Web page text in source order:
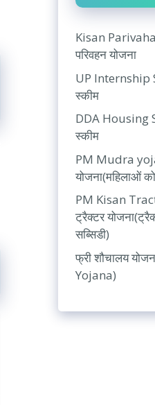
Kisan
परिवहन योजना
UP Internship
स्कीम
DDA Housing
स्कीम
PM Mudra
योजना(महिलाओं
PM Kisan
ट्रैक्टर
सब्सिडी)
फ्री शौचालय
Yojana)